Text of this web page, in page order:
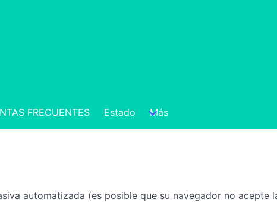
FRECUENTES Estado Más
automatizada (es posible que su navegador no acepte